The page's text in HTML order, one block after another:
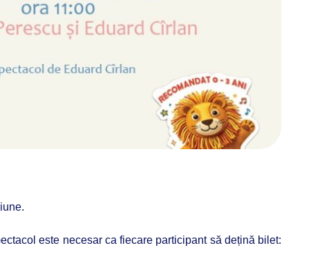
este necesar ca fiecare participant să dețină bilet: